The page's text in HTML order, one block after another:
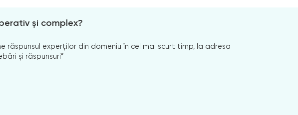
și complex?
răspunsul experților din domeniu în cel mai scurt timp, la adresa
și răspunsuri”